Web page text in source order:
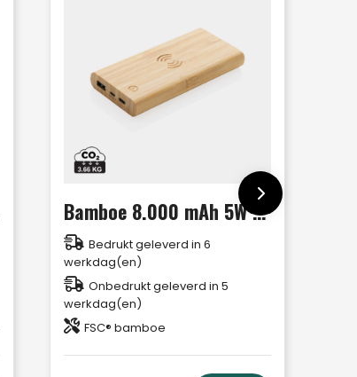
Bamboe 8.000 mAh 5W draadloze powerbank
Bedrukt geleverd in 6
werkdag(en)
Onbedrukt geleverd in 5
werkdag(en)
FSC® bamboe